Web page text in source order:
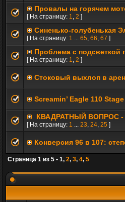
Провалы на горячем
[ На страницу: 1, 2 ]
Синенько-голубенькая
[ На страницу: 1 ... 65, 66, 67 ]
Проблема с подсветкой
[ На страницу: 1, 2 ]
Стоковый выхлоп в
Screamin’ Eagle 110
КВАДРАТНЫЙ ВОПРОС -
[ На страницу: 1 ... 23, 24, 25 ]
Конверсия 96 в 107:
Страница 1 из 5 • 1, 2, 3, 4, 5